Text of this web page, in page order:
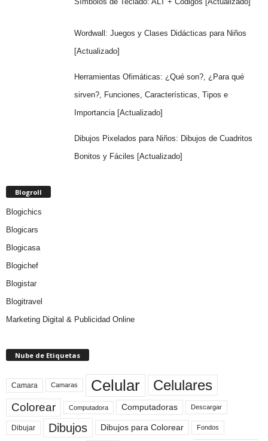
Wordwall: Juegos y Clases Didácticas para Niños
[Actualizado]
Herramientas Ofimáticas: ¿Qué son?, ¿Para qué
sirven?, Funciones, Características, Tipos e
Importancia [Actualizado]
Dibujos Pixelados para Niños: Dibujos de Cuadritos
Bonitos y Fáciles [Actualizado]
Blogroll
Blogichics
Blogicars
Blogicasa
Blogichef
Blogistar
Blogitravel
Marketing Digital & Publicidad Online
Nube de Etiquetas
Camara Camaras Celular Celulares
Colorear Computadora Computadoras Descargar
Dibujar Dibujos Dibujos para Colorear Fondos